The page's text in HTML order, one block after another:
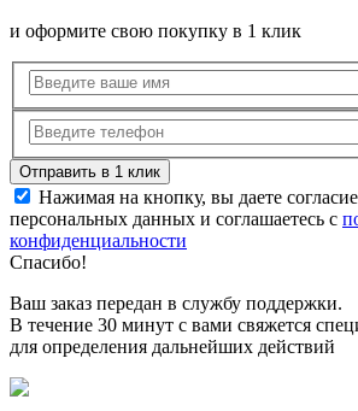
и оформите свою покупку в 1 клик
Нажимая на кнопку, вы даете
персональных данных и соглашаетесь с
конфиденциальности
Спасибо!
Ваш заказ передан в службу поддержки.
В течение 30 минут с вами свяжется
для определения дальнейших действий